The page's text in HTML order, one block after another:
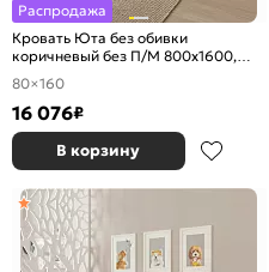
Распродажа
Кровать Юта без обивки
коричневый без П/М 800x1600,
изголовье жесткое
80×160
16 076₽
В корзину